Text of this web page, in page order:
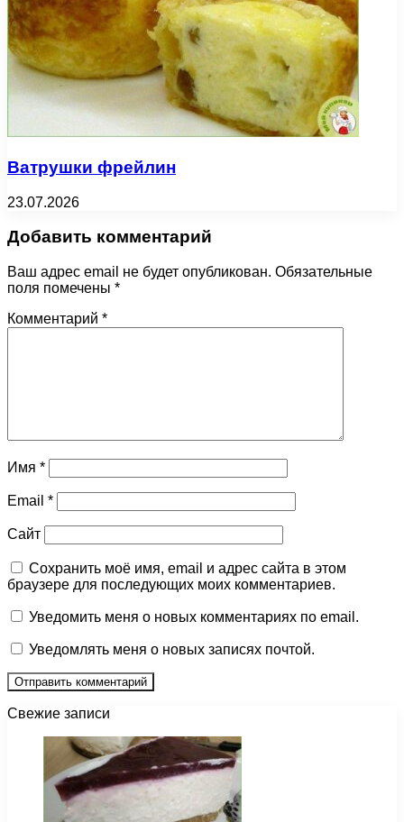
Ватрушки фрейлин
23.07.2026
Добавить комментарий
Ваш адрес email не будет опубликован. Обязательные
поля помечены *
Комментарий *
Имя *
Email *
Сайт
Сохранить моё имя, email и адрес сайта в этом
браузере для последующих моих комментариев.
Уведомить меня о новых комментариях по email.
Уведомлять меня о новых записях почтой.
Свежие записи